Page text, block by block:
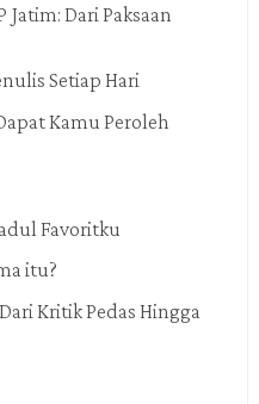
Jatim: Dari Paksaan
Setiap Hari
Kamu Peroleh
Favoritku
itu?
Kritik Pedas Hingga